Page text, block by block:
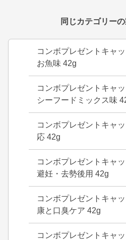
同じカテゴリー
コンボプレゼントキャ
お魚味 42g
コンボプレゼントキャ
シーフードミックス味
コンボプレゼントキャ
応 42g
コンボプレゼントキャ
避妊・去勢後用 42g
コンボプレゼントキャ
康と口臭ケア 42g
コンボプレゼントキャ